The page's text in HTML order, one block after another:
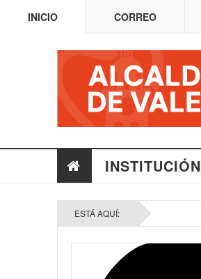
INICIO CORREO
INSTITUCIÓN
ESTÁ AQUÍ: